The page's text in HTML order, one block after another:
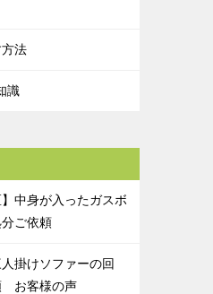
法
識
】中身が入ったガスボ
ご依頼
人掛けソファーの回
お客様の声